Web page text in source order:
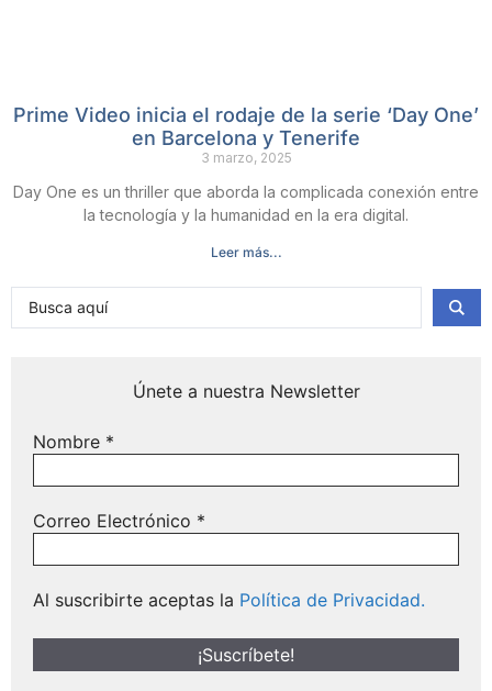
Prime Video inicia el rodaje de la serie ‘Day One’
en Barcelona y Tenerife
3 marzo, 2025
Day One es un thriller que aborda la complicada conexión entre
la tecnología y la humanidad en la era digital.
Leer más...
Únete a nuestra Newsletter
Nombre *
Correo Electrónico *
Al suscribirte aceptas la Política de Privacidad.